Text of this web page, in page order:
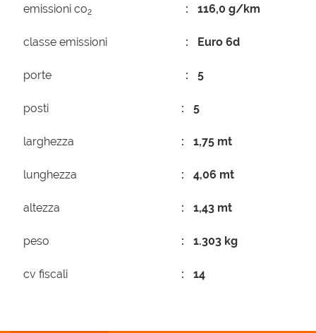
emissioni co2 116,0 g/km
classe emissioni Euro 6d
porte 5
posti 5
larghezza 1,75 mt
lunghezza 4,06 mt
altezza 1,43 mt
peso 1.303 kg
cv fiscali 14